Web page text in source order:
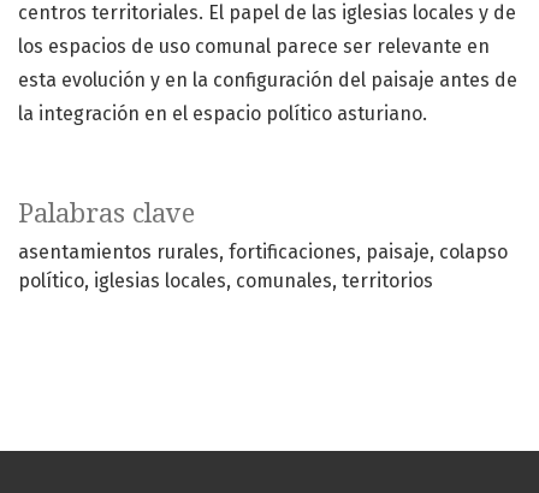
Palabras clave
asentamientos rurales fortificaciones paisaje colapso
político iglesias locales comunales territorios
centros territoriales. El papel de las iglesias locales y de
los espacios de uso comunal parece ser relevante en
esta evolución y en la configuración del paisaje antes de
la integración en el espacio político asturiano.